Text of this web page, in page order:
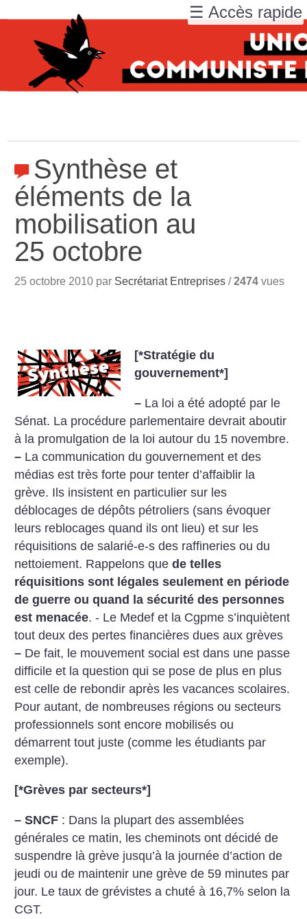
Synthèse et
éléments de la
mobilisation au
25 octobre
25 octobre 2010 par Secrétariat Entreprises /2474 vues
[*Stratégie du
gouvernement*]
– La loi a été adopté par le
Sénat. La procédure parlementaire devrait aboutir
à la promulgation de la loi autour du 15 novembre.
– La communication du gouvernement et des
médias est très forte pour tenter d’affaiblir la
grève. Ils insistent en particulier sur les
déblocages de dépôts pétroliers (sans évoquer
leurs reblocages quand ils ont lieu) et sur les
réquisitions de salarié-e-s des raffineries ou du
nettoiement. Rappelons quede telles
réquisitions sont légales seulement en période
de guerre ou quand la sécurité des personnes
est menacée. - Le Medef et la Cgpme s’inquiètent
tout deux des pertes financières dues aux grèves
– De fait, le mouvement social est dans une passe
difficile et la question qui se pose de plus en plus
est celle de rebondir après les vacances scolaires.
Pour autant, de nombreuses régions ou secteurs
professionnels sont encore mobilisés ou
démarrent tout juste (comme les étudiants par
exemple).
[*Grèves par secteurs*]
– SNCF : Dans la plupart des assemblées
générales ce matin, les cheminots ont décidé de
suspendre là grève jusqu’à la journée d’action de
jeudi ou de maintenir une grève de 59 minutes par
jour. Le taux de grévistes a chuté à 16,7% selon la
CGT.
☰ Accès rapide